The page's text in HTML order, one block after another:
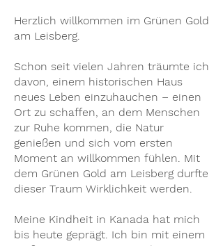
Herzlich willkommen im Grünen Gold
am Leisberg.
Schon seit vielen Jahren träumte ich
davon, einem historischen Haus
neues Leben einzuhauchen – einen
Ort zu schaffen, an dem Menschen
zur Ruhe kommen, die Natur
genießen und sich vom ersten
Moment an willkommen fühlen. Mit
dem Grünen Gold am Leisberg durfte
dieser Traum Wirklichkeit werden.
Meine Kindheit in Kanada hat mich
bis heute geprägt. Ich bin mit einem